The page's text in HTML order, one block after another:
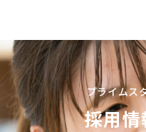
プライムス
採用情